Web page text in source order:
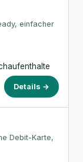
einfacher
Details →
Debit-Karte,